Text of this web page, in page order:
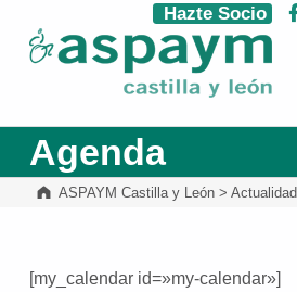
ASPAYM Castilla y León
Hazte Socio
Agenda
ASPAYM Castilla y León> Actualidad
[my_calendar id=»my-calendar»]